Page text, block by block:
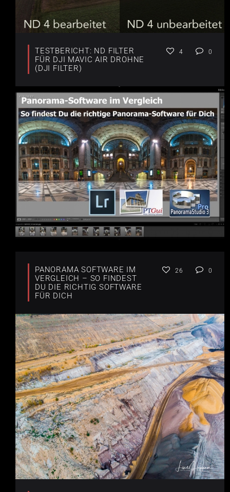
TESTBERICHT: ND FILTER
FÜR DJI MAVIC AIR DROHNE
(DJI FILTER)
4 0
PANORAMA SOFTWARE IM
VERGLEICH – SO FINDEST
DU DIE RICHTIG SOFTWARE
FÜR DICH
26 0